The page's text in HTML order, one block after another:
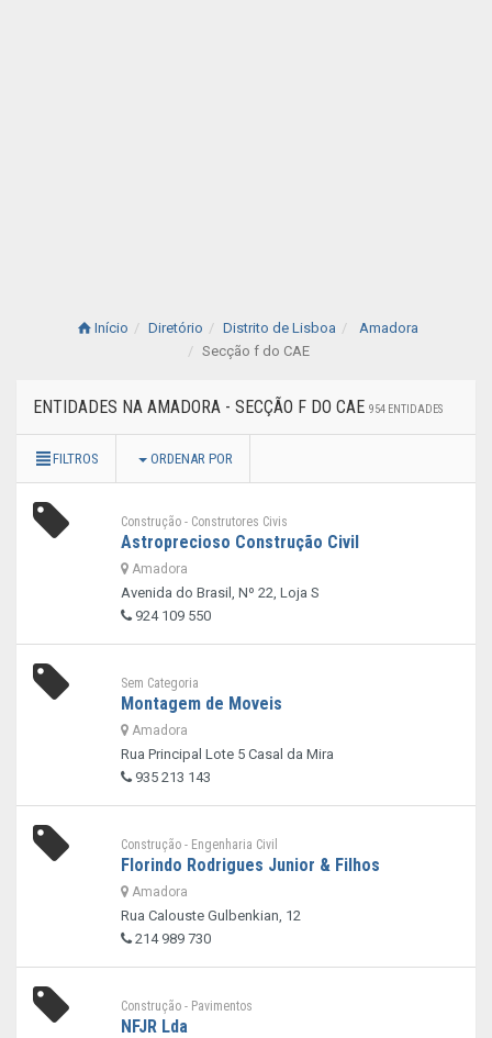
Início Diretório Distrito de Lisboa
Amadora
Secção f do CAE
ENTIDADES NA AMADORA - SECÇÃO F DO CAE 954 ENTIDADES
FILTROS ORDENAR POR
Construção - Construtores Civis
Astroprecioso Construção Civil
Amadora
Avenida do Brasil, Nº 22, Loja S
924 109 550
Sem Categoria
Montagem de Moveis
Amadora
Rua Principal Lote 5 Casal da Mira
935 213 143
Construção - Engenharia Civil
Florindo Rodrigues Junior & Filhos
Amadora
Rua Calouste Gulbenkian, 12
214 989 730
Construção - Pavimentos
NFJR Lda